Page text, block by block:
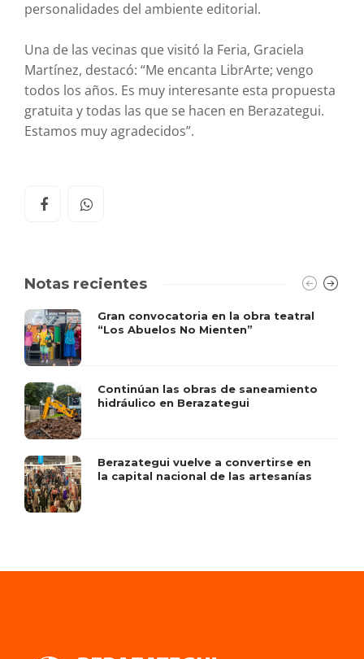
personalidades del ambiente editorial.
Una de las vecinas que visitó la Feria, Graciela
Martínez, destacó: “Me encanta LibrArte; vengo
todos los años. Es muy interesante esta propuesta
gratuita y todas las que se hacen en Berazategui.
Estamos muy agradecidos”.
Notas recientes
Gran convocatoria en la obra teatral
“Los Abuelos No Mienten”
Continúan las obras de saneamiento
hidráulico en Berazategui
Berazategui vuelve a convertirse en
la capital nacional de las artesanías